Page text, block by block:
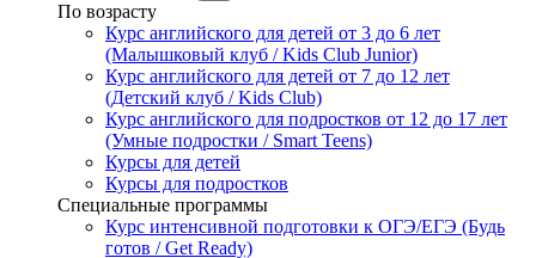
По возрасту
Курс английского для детей от 3 до 6 лет
(Малышковый клуб / Kids Club Junior)
Курс английского для детей от 7 до 12 лет
(Детский клуб / Kids Club)
Курс английского для подростков от 12 до 17 лет
(Умные подростки / Smart Teens)
Курсы для детей
Курсы для подростков
Специальные программы
Курс интенсивной подготовки к ОГЭ/ЕГЭ (Будь
готов / Get Ready)